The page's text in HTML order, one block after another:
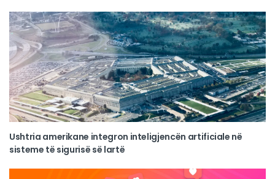
Ushtria amerikane integron inteligjencën artificiale në
sisteme të sigurisë së lartë